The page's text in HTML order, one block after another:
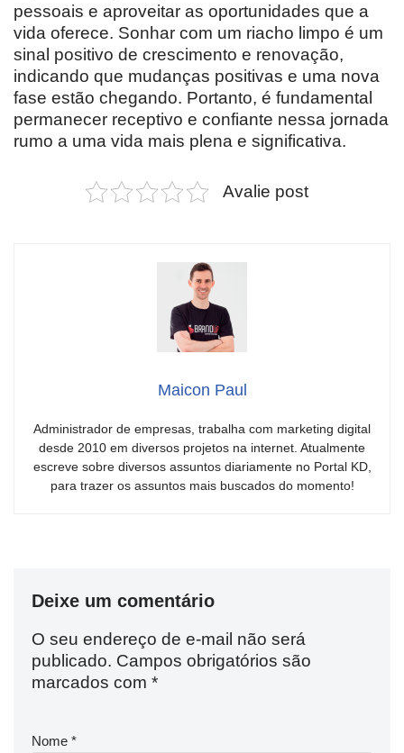
pessoais e aproveitar as oportunidades que a
vida oferece. Sonhar com um riacho limpo é um
sinal positivo de crescimento e renovação,
indicando que mudanças positivas e uma nova
fase estão chegando. Portanto, é fundamental
permanecer receptivo e confiante nessa jornada
rumo a uma vida mais plena e significativa.
Avalie post
Maicon Paul
Administrador de empresas, trabalha com marketing digital
desde 2010 em diversos projetos na internet. Atualmente
escreve sobre diversos assuntos diariamente no Portal KD,
para trazer os assuntos mais buscados do momento!
Deixe um comentário
O seu endereço de e-mail não será
publicado. Campos obrigatórios são
marcados com *
Nome *